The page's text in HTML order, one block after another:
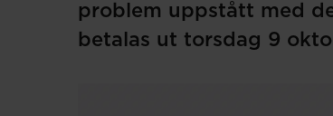
problem uppstått med
betalas ut torsdag 9